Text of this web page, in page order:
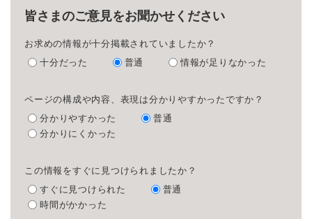
皆さまのご意見をお聞かせください
お求めの情報が十分掲載されていましたか？
十分だった
普通 情報が足りなかった
ページの構成や内容、表現は分かりやすかったですか？
分かりやすかった
普通
分かりにくかった
この情報をすぐに見つけられましたか？
すぐに見つけられた
普通
時間がかかった